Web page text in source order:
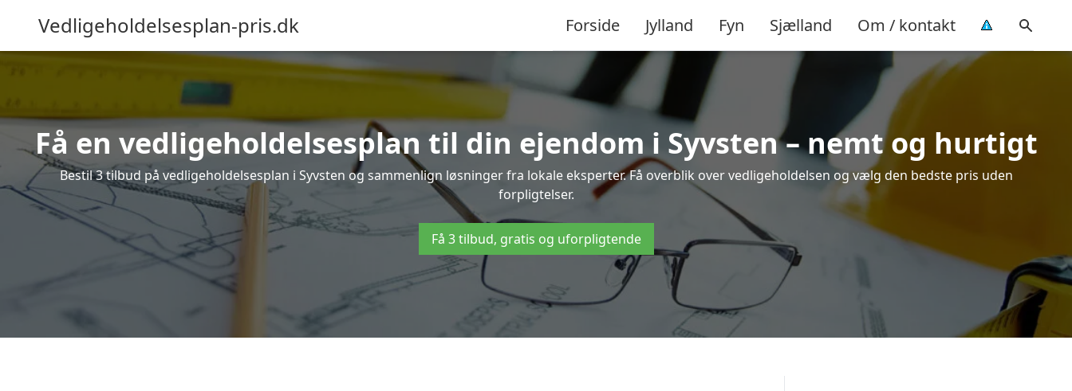
Vedligeholdelsesplan-pris.dk Forside Jylland Fyn Sjælland Om / kontakt
Få en vedligeholdelsesplan til din ejendom i Syvsten – nemt og hurtigt
Bestil 3 tilbud på vedligeholdelsesplan i Syvsten og sammenlign løsninger fra lokale eksperter. Få overblik over vedligeholdelsen og vælg den bedste pris uden
forpligtelser.
Få 3 tilbud, gratis og uforpligtende